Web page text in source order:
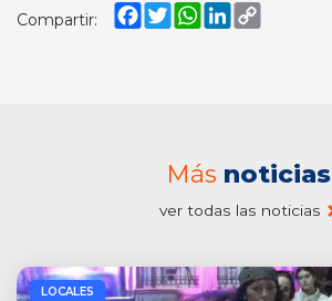
Compartir:
Facebook
TwitterWhatsApp
LinkedInCopy
Más noticias
ver todas las noticias
LOCALES